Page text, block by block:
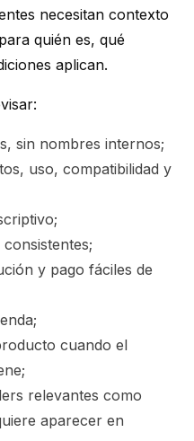
necesitan contexto
quién es, qué
aplican.
sin nombres internos;
uso, compatibilidad y
y pago fáciles de
cuando el
relevantes como
aparecer en